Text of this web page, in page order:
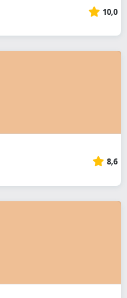
10,0
8,6